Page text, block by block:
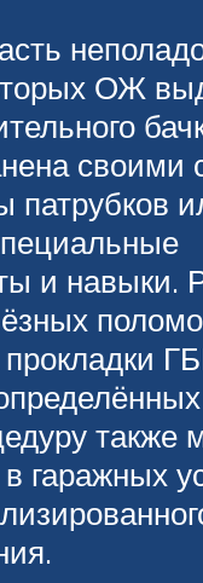
ОЖ
своими
патрубков
и навыки.
также
гаражных